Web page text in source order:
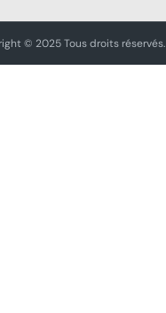
© 2025 Tous droits réservés.